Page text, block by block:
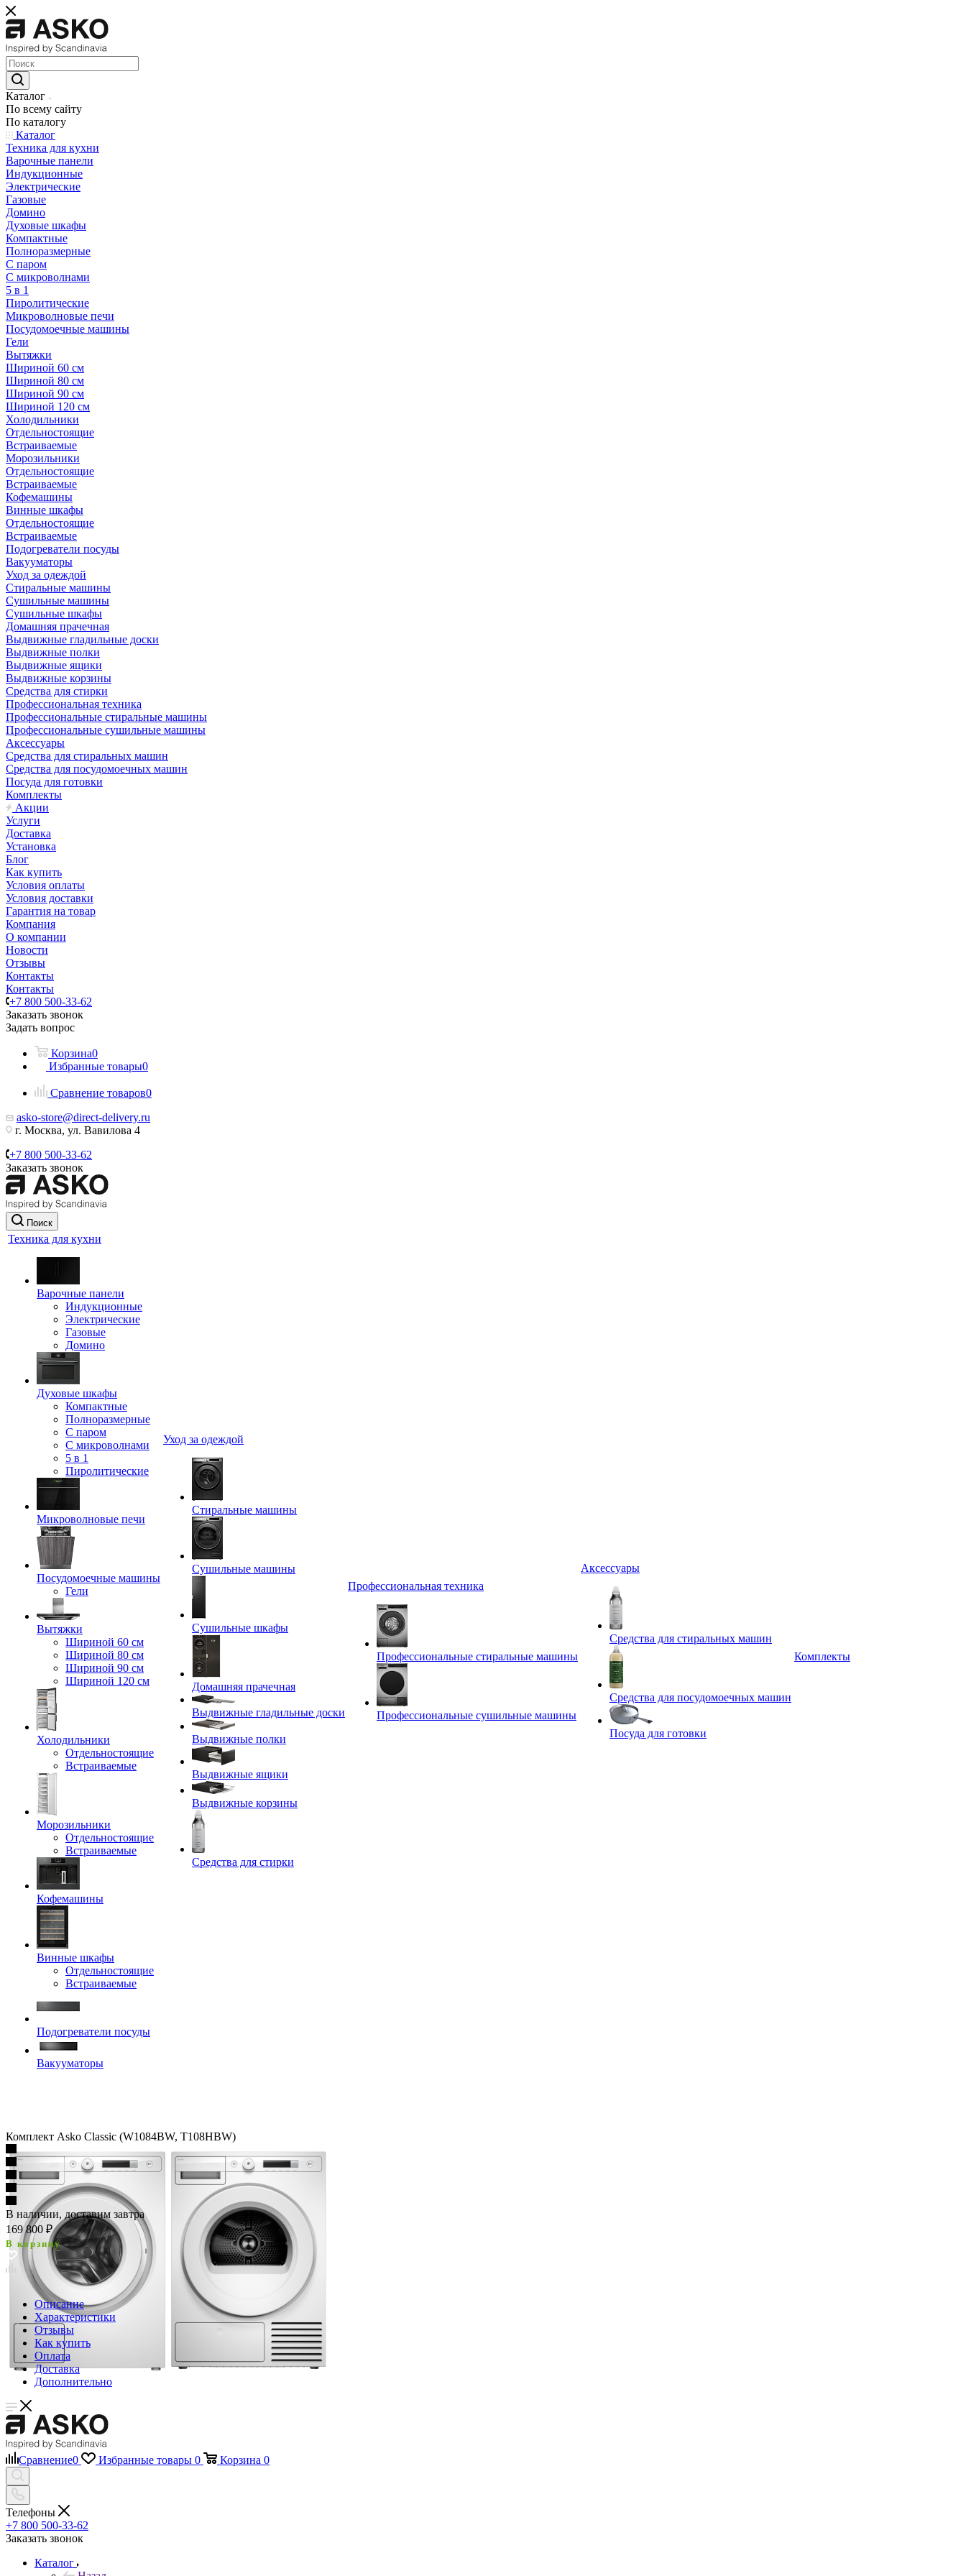
Каталог
По всему сайту
По каталогу
Каталог
Техника для кухни
Варочные панели
Индукционные
Электрические
Газовые
Домино
Духовые шкафы
Компактные
Полноразмерные
C паром
C микроволнами
5 в 1
Пиролитические
Микроволновые печи
Посудомоечные машины
Гели
Вытяжки
Шириной 60 см
Шириной 80 см
Шириной 90 см
Шириной 120 см
Холодильники
Отдельностоящие
Встраиваемые
Морозильники
Отдельностоящие
Встраиваемые
Кофемашины
Винные шкафы
Отдельностоящие
Встраиваемые
Подогреватели посуды
Вакууматоры
Уход за одеждой
Стиральные машины
Сушильные машины
Сушильные шкафы
Домашняя прачечная
Выдвижные гладильные доски
Выдвижные полки
Выдвижные ящики
Выдвижные корзины
Средства для стирки
Профессиональная техника
Профессиональные стиральные машины
Профессиональные сушильные машины
Аксессуары
Средства для стиральных машин
Средства для посудомоечных машин
Посуда для готовки
Комплекты
Акции
Услуги
Доставка
Установка
Блог
Как купить
Условия оплаты
Условия доставки
Гарантия на товар
Компания
О компании
Новости
Отзывы
Контакты
Контакты
+7 800 500-33-62
Заказать звонок
Задать вопрос
Корзина0
Избранные товары0
Сравнение товаров0
asko-store@direct-delivery.ru
г. Москва, ул. Вавилова 4
+7 800 500-33-62
Заказать звонок
Поиск
Техника для кухни
Варочные панели
Индукционные
Электрические
Газовые
Домино
Духовые шкафы
Компактные
Полноразмерные
C паром
C микроволнами
5 в 1
Пиролитические
Микроволновые печи
Посудомоечные машины
Гели
Вытяжки
Шириной 60 см
Шириной 80 см
Шириной 90 см
Шириной 120 см
Холодильники
Отдельностоящие
Встраиваемые
Морозильники
Отдельностоящие
Встраиваемые
Кофемашины
Винные шкафы
Отдельностоящие
Встраиваемые
Подогреватели посуды
Вакууматоры
Уход за одеждой
Стиральные машины
Сушильные машины
Сушильные шкафы
Домашняя прачечная
Выдвижные гладильные доски
Выдвижные полки
Выдвижные ящики
Выдвижные корзины
Средства для стирки
Профессиональная техника
Профессиональные стиральные машины
Профессиональные сушильные машины
Аксессуары
Средства для стиральных машин
Средства для посудомоечных машин
Посуда для готовки
Комплекты
Комплект Asko Classic (W1084BW, T108HBW)
В наличии, доставим завтра
169 800 ₽
В корзину
Описание
Характеристики
Отзывы
Как купить
Оплата
Доставка
Дополнительно
Сравнение0 Избранные товары 0 Корзина 0
Телефоны
+7 800 500-33-62
Заказать звонок
Каталог